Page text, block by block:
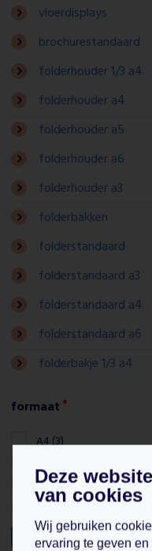
vloerdisplays
brochurestandaard
folderhouder 1/3 a4
folderhouder a4
folderhouder a5
folderhouder a6
folderhouder a3
folderbakken
folderstandaard
folderstandaard a3
folderstandaard a4
folderstandaard a6
folderbakje 1/3 a4
formaat
A4 (3)
A7 Landscape (2)
A5 (1)
filter
Deze
van cookies
Wij gebruiken
ervaring te geven